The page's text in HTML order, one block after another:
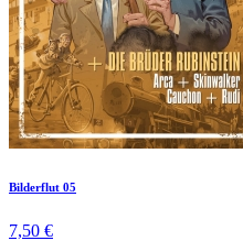
Bilderflut 05
7,50 €